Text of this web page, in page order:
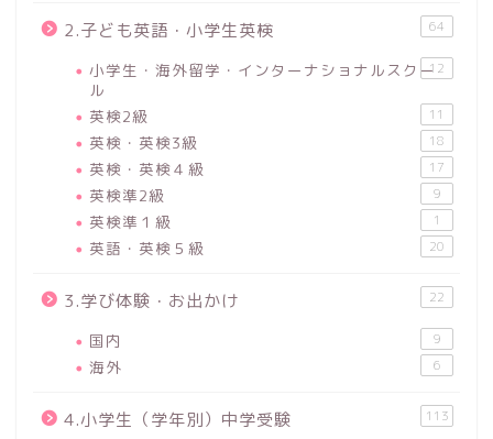
2.子ども英語・小学生英検 64
小学生・海外留学・インターナショナルスクー
ル
12
英検2級 11
英検・英検3級 18
英検・英検４級 17
英検準2級 9
英検準１級 1
英語・英検５級 20
3.学び体験・お出かけ 22
国内 9
海外 6
4.小学生（学年別）中学受験 113